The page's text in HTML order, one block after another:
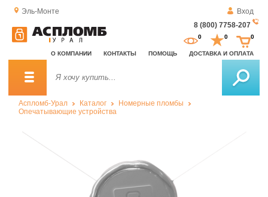
Эль-Монте
Вход
8 (800) 7758-207
О КОМПАНИИ КОНТАКТЫ ПОМОЩЬ ДОСТАВКА И ОПЛАТА
0 0 0
Аспломб-Урал Каталог
Номерные пломбы
Опечатывающие устройства